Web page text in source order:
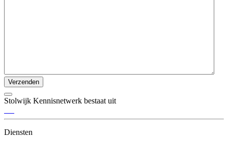
Verzenden
Stolwijk Kennisnetwerk bestaat uit
Diensten